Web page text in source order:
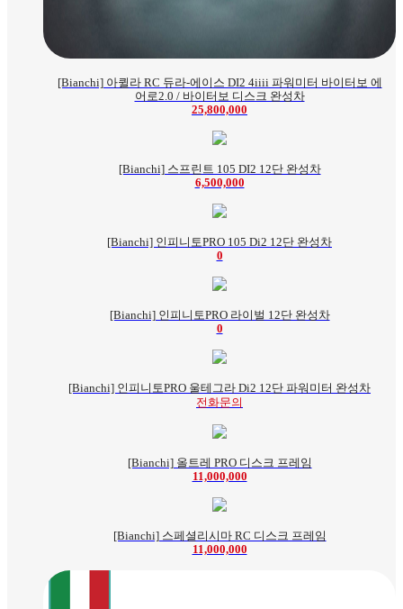
[Bianchi] 아퀼라 RC 듀라-에이스 DI2 4iiii 파워미터 바이터보 에
어로2.0 / 바이터보 디스크 완성차
25,800,000
[Bianchi] 스프린트 105 DI2 12단 완성차
6,500,000
[Bianchi] 인피니토PRO 105 Di2 12단 완성차
0
[Bianchi] 인피니토PRO 라이벌 12단 완성차
0
[Bianchi] 인피니토PRO 울테그라 Di2 12단 파워미터 완성차
전화문의
[Bianchi] 올트레 PRO 디스크 프레임
11,000,000
[Bianchi] 스페셜리시마 RC 디스크 프레임
11,000,000